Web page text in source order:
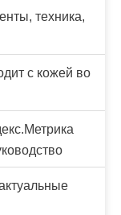
техника,
с кожей во